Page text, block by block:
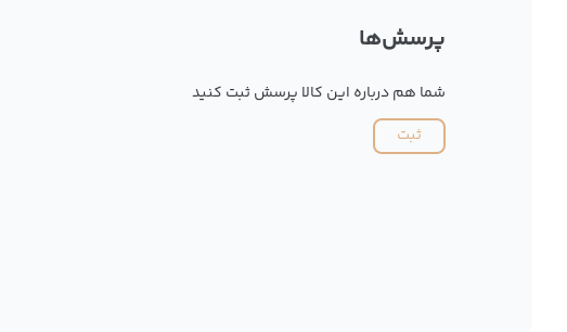
پرسش‌ها
شما هم درباره این کالا پرسش ثبت کنید
ثبت